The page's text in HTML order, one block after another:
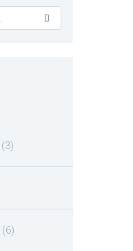

(3)
(6)